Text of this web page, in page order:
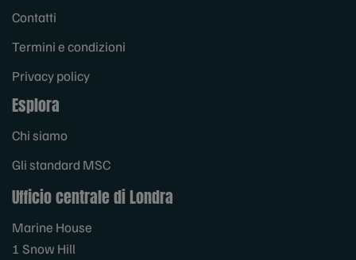
Contatti
Termini e condizioni
Privacy policy
Esplora
Chi siamo
Gli standard MSC
Ufficio centrale di Londra
Marine House
1 Snow Hill